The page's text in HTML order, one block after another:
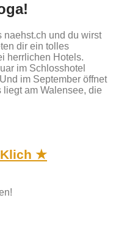
naehst.ch und du wirst
dir ein tolles
herrlichen Hotels.
im Schlosshotel
im September öffnet
am Walensee, die
★